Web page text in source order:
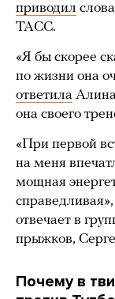
приводил
ТАСС.
«Я бы скорее
по жизни она
ответила Алина
она своего
«При первой
на меня
мощная
отвечает в
прыжков,
Почему в